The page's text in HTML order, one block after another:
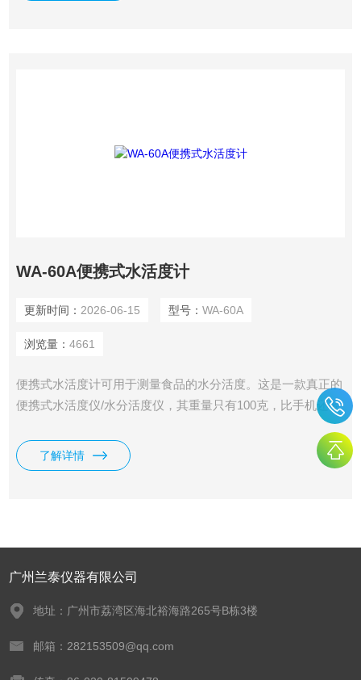
WA-60A便携式水活度计
更新时间： 2026-06-15 型号： WA-60A
浏览量： 4661
便携式水活度计可用于测量食品的水分活度。这是一款真正的
便携式水活度仪/水分活度仪，其重量只有100克，比手机还要
轻巧，精度却可以达到±0.02 aw，随时随地轻松测量水活度。
* 传感器和读数一体化。 * 快速检测，5分钟内测量水活度。 *
易读数，水活度和样品温度共同显示。 * 具有自动关机、手动
了解详情
广州兰泰仪器有限公司
地址：广州市荔湾区海北裕海路265号B栋3楼
邮箱：282153509@qq.com